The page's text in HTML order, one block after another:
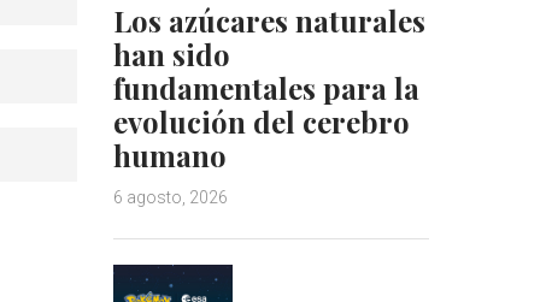
Los azúcares naturales
han sido
fundamentales para la
evolución del cerebro
humano
6 agosto, 2026